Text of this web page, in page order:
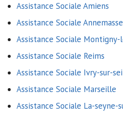
Assistance Sociale Amiens
Assistance Sociale Annemasse
Assistance Sociale
Assistance Sociale Reims
Assistance Sociale Ivry-sur-
Assistance Sociale Marseille
Assistance Sociale La-seyne-